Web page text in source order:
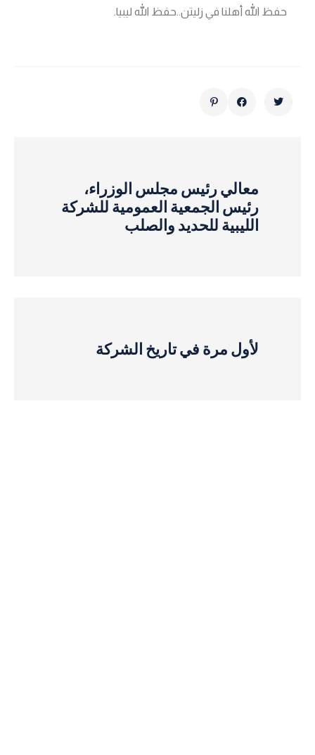
حفظ الله أهلنا في زليتن..حفظ الله ليبيا.
معالي رئيس مجلس الوزراء،
رئيس الجمعية العمومية للشركة
الليبية للحديد والصلب
لأول مرة في تاريخ الشركة